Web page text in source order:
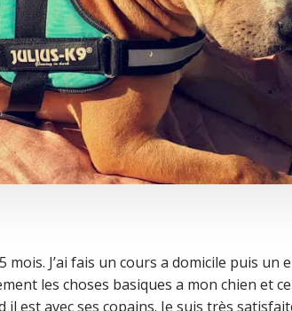
J’ai fais un cours a domicile puis un
les choses basiques a mon chien et
est avec ses copains. Je suis très